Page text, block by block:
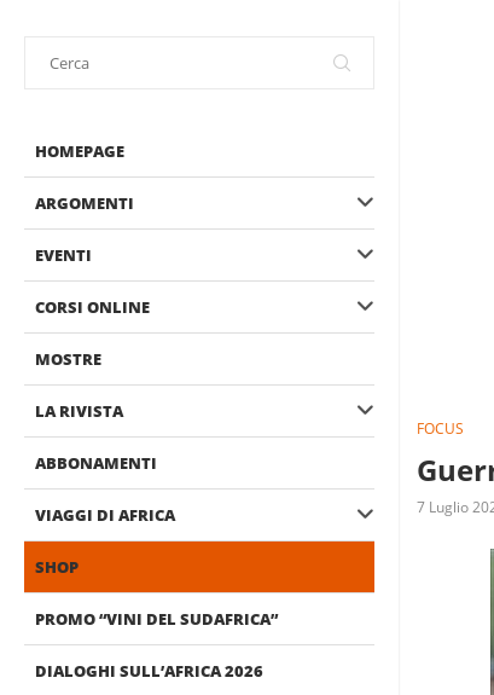
HOMEPAGE
ARGOMENTI
EVENTI
CORSI ONLINE
MOSTRE
LA RIVISTA
ABBONAMENTI
VIAGGI DI AFRICA
SHOP
PROMO “VINI DEL SUDAFRICA”
DIALOGHI SULL’AFRICA 2026
FOCUS
7 Luglio